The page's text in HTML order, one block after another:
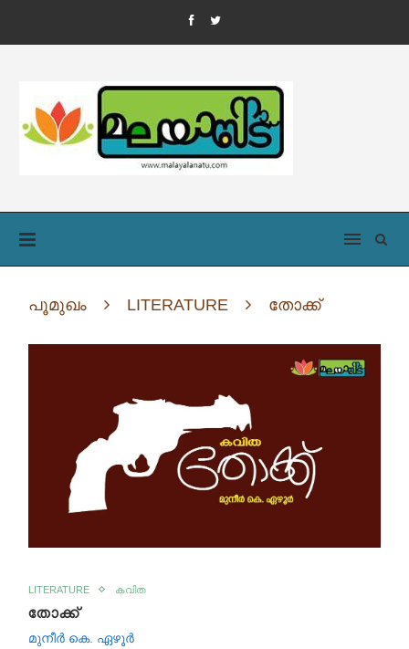
പൂമുഖം LITERATURE തോക്ക്
LITERATURE കവിത
തോക്ക്
മുനീർ കെ. ഏഴൂർ